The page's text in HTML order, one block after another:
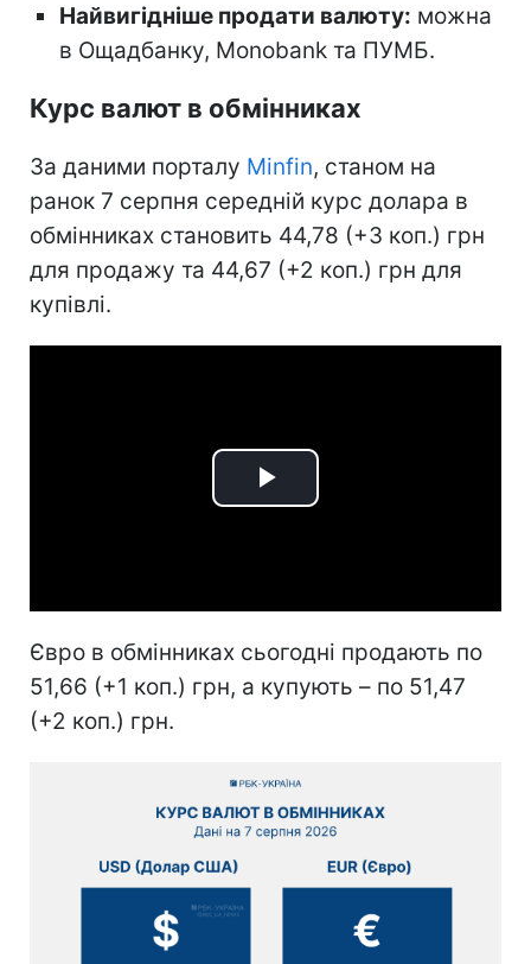
Найвигідніше продати валюту: можна
в Ощадбанку, Monobank та ПУМБ.
Курс валют в обмінниках
За даними порталу Minfin, станом на
ранок 7 серпня середній курс долара в
обмінниках становить 44,78 (+3 коп.) грн
для продажу та 44,67 (+2 коп.) грн для
купівлі.
Play
Євро в обмінниках сьогодні продають по
51,66 (+1 коп.) грн, а купують – по 51,47
(+2 коп.) грн.